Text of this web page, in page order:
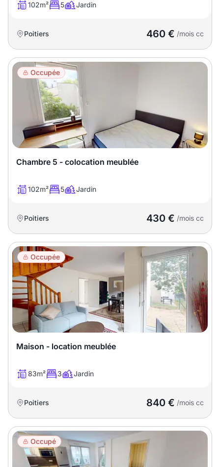
Mettre en avant les
102m² 5 Jardin
Poitiers 460 € /mois cc
Occupée
Chambre 5 - colocation meublée
102m² 5 Jardin
Poitiers 430 € /mois cc
Occupée
Maison - location meublée
83m² 3 Jardin
Poitiers 840 € /mois cc
Occupé